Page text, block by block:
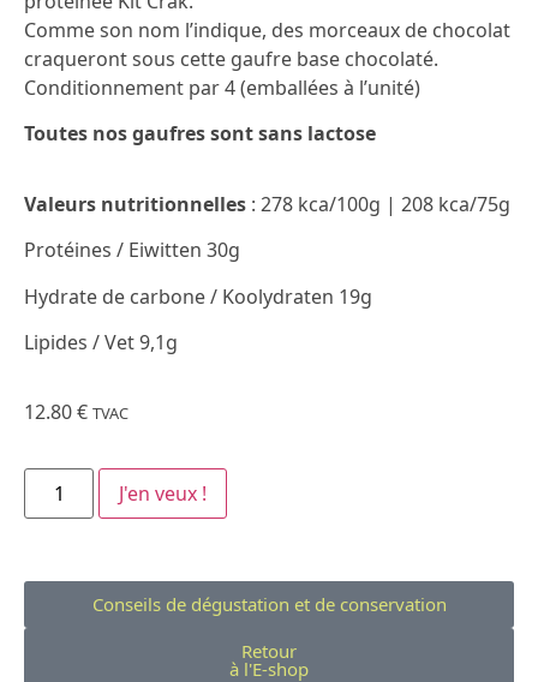
Comme son nom l’indique, des morceaux de chocolat
craqueront sous cette gaufre base chocolaté.
Conditionnement par 4 (emballées à l’unité)
Toutes nos gaufres sont sans lactose
Valeurs nutritionnelles : 278 kca/100g | 208 kca/75g
Protéines / Eiwitten 30g
Hydrate de carbone / Koolydraten 19g
Lipides / Vet 9,1g
12.80€ TVAC
J'en veux !
Conseils de dégustation et de conservation
Retour
à l'E-shop